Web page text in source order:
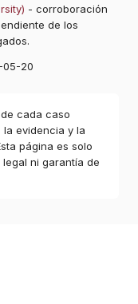
- corroboración
de los
05-20
cada caso
evidencia y la
página es solo
ni garantía de